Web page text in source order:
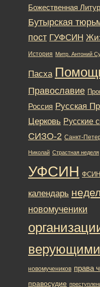
Божественная
Бутырская
пост ГУФСИН
История Митр. Антоний
Пасха
Православие
Россия Русская
Церковь Русские
СИЗО-2 Санкт-
Николай Страстная неделя
УФСИН ФСИН
календарь
новомученики
верующими
новомучеников права
правосудие